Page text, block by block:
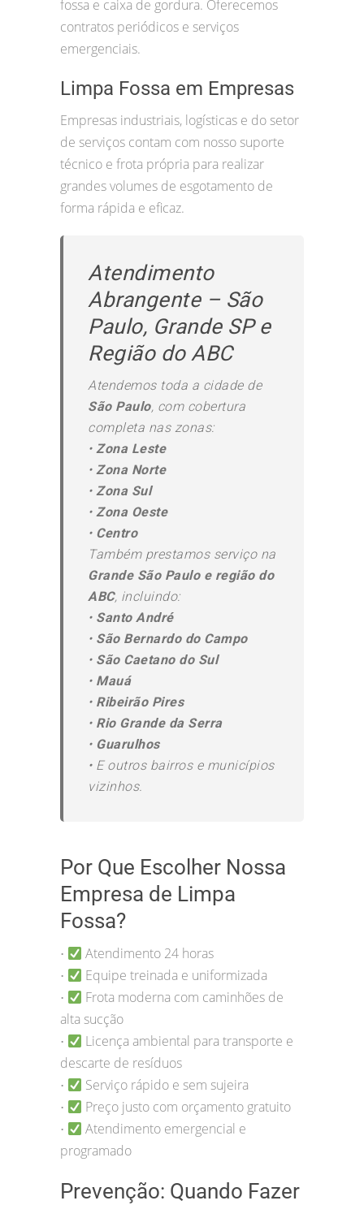
fossa e caixa de gordura. Oferecemos
contratos periódicos e serviços
emergenciais.
Limpa Fossa em Empresas
Empresas industriais, logísticas e do setor
de serviços contam com nosso suporte
técnico e frota própria para realizar
grandes volumes de esgotamento de
forma rápida e eficaz.
Atendimento
Abrangente – São
Paulo, Grande SP e
Região do ABC
Atendemos toda a cidade de
São Paulo, com cobertura
completa nas zonas:
• Zona Leste
• Zona Norte
• Zona Sul
• Zona Oeste
• Centro
Também prestamos serviço na
Grande São Paulo e região do
ABC, incluindo:
• Santo André
• São Bernardo do Campo
• São Caetano do Sul
• Mauá
• Ribeirão Pires
• Rio Grande da Serra
• Guarulhos
• E outros bairros e municípios
vizinhos.
Por Que Escolher Nossa
Empresa de Limpa
Fossa?
• Atendimento 24 horas
• Equipe treinada e uniformizada
•
Frota moderna com caminhões de
alta sucção
•
Licença ambiental para transporte e
descarte de resíduos
• Serviço rápido e sem sujeira
• Preço justo com orçamento gratuito
•
Atendimento emergencial e
programado
Prevenção: Quando Fazer